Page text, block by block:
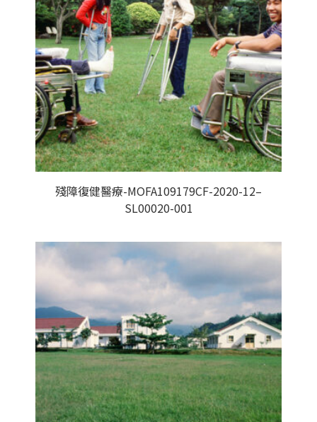
殘障復健醫療-MOFA109179CF-2020-12–
SL00020-001